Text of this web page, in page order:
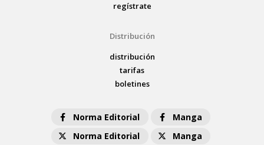
regístrate
Distribución
distribución
tarifas
boletines
Norma Editorial
Manga
Norma Editorial
Manga